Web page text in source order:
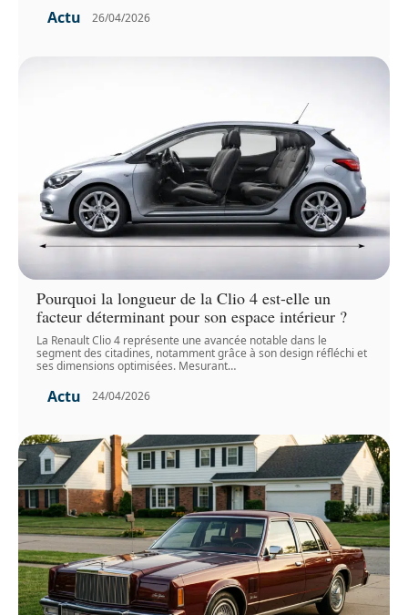
Actu 26/04/2026
Pourquoi la longueur de la Clio 4 est-elle un
facteur déterminant pour son espace intérieur ?
La Renault Clio 4 représente une avancée notable dans le
segment des citadines, notamment grâce à son design réfléchi et
ses dimensions optimisées. Mesurant…
Actu 24/04/2026